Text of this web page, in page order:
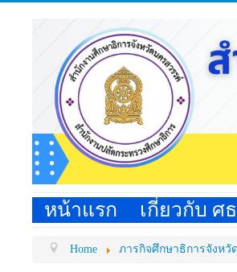
หน้าแรก เกี่ยวกับ ศ
Home ภารกิจศึกษาธิการจังหวัด